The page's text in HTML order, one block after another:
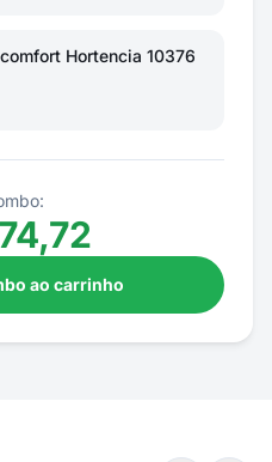
Hortencia 10376
ao carrinho